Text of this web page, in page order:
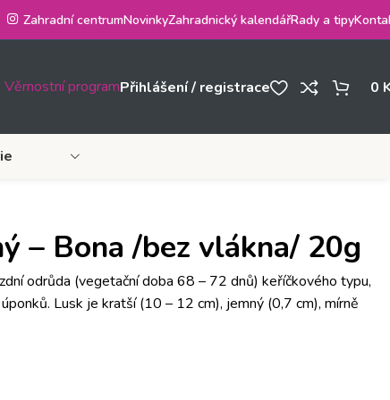
Zahradní centrumNovinkyZahradnický kalendářRady a tipy
Věrnostní programPřihlášení / registrace 0
– Bona /bez vlákna/ 20g
odrůda (vegetační doba 68 – 72 dnů) keříčkového typu,
Lusk je kratší (10 – 12 cm), jemný (0,7 cm), mírně